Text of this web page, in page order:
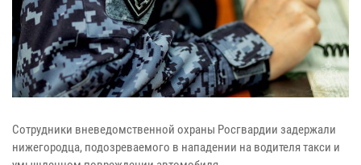
Сотрудники вневедомственной охраны Росгвардии задержали
нижегородца, подозреваемого в нападении на водителя такси и